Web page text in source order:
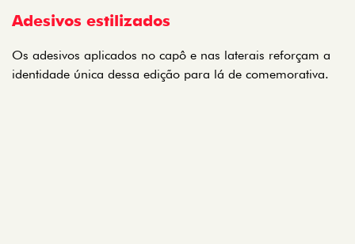
Adesivos estilizados
Os adesivos aplicados no capô e nas laterais reforçam a
identidade única dessa edição para lá de comemorativa.